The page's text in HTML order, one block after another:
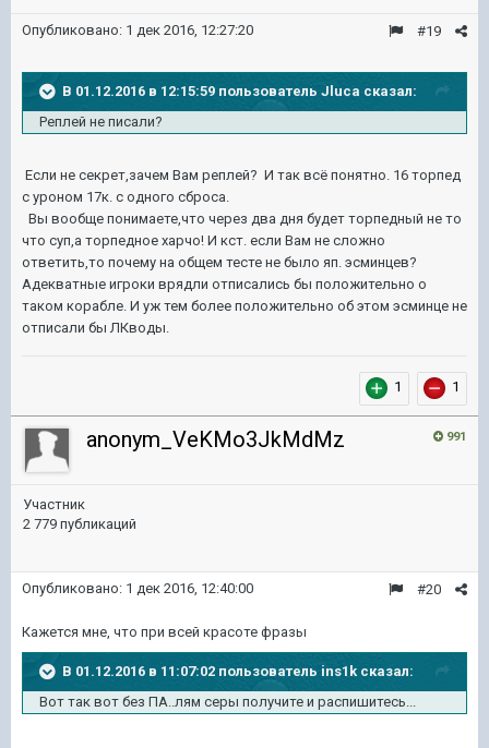
#19
Опубликовано: 1 дек 2016, 12:27:20
В 01.12.2016 в 12:15:59 пользователь Jluca сказал:
Реплей не писали?
Если не секрет,зачем Вам реплей? И так всё понятно. 16 торпед
с уроном 17к. с одного сброса.
Вы вообще понимаете,что через два дня будет торпедный не то
что суп,а торпедное харчо! И кст. если Вам не сложно
ответить,то почему на общем тесте не было яп. эсминцев?
Адекватные игроки врядли отписались бы положительно о
таком корабле. И уж тем более положительно об этом эсминце не
отписали бы ЛКводы.
1 1
991
anonym_VeKMo3JkMdMz
Участник
2 779 публикаций
#20
Опубликовано: 1 дек 2016, 12:40:00
Кажется мне, что при всей красоте фразы
В 01.12.2016 в 11:07:02 пользователь ins1k сказал:
Вот так вот без ПА..лям серы получите и распишитесь...